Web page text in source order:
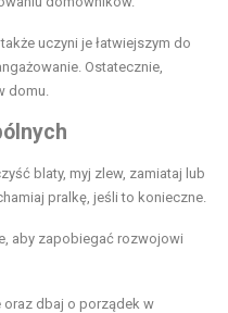
uczyni je łatwiejszym do
Ostatecznie,
domu.
blaty, myj zlew, zamiataj lub
pralkę, jeśli to konieczne.
aby zapobiegać rozwojowi
oraz dbaj o porządek w